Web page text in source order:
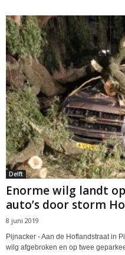
Delft
Enorme wilg landt
auto’s door storm
8 juni 2019
Pijnacker - Aan de Hoflandstraat in
wilg afgebroken en op twee